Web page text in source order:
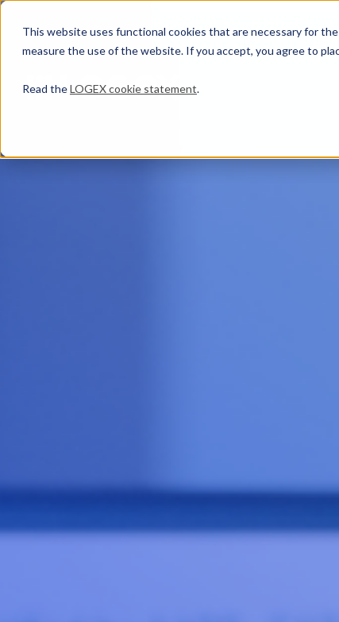
This website uses functional cookies that are necessary for
measure the use of the website. If you accept, you agree to
Read theLOGEX cookie statement.